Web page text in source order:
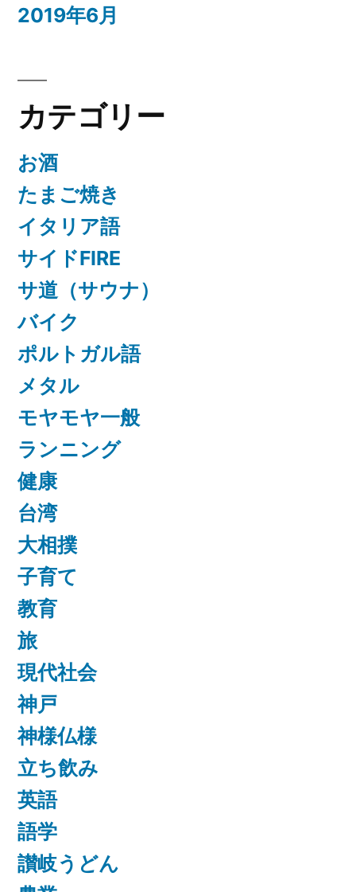
2019年6月
カテゴリー
お酒
たまご焼き
イタリア語
サイドFIRE
サ道（サウナ）
バイク
ポルトガル語
メタル
モヤモヤ一般
ランニング
健康
台湾
大相撲
子育て
教育
旅
現代社会
神戸
神様仏様
立ち飲み
英語
語学
讃岐うどん